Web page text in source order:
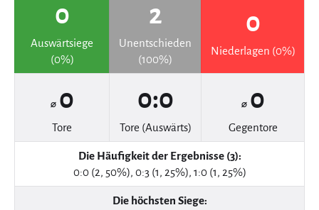
0
Auswärtsiege
(0%)
2
Unentschieden
(100%)
0
Niederlagen (0%)
⌀ 0
Tore
0:0
Tore (Auswärts)
⌀ 0
Gegentore
Die Häufigkeit der Ergebnisse (3):
0:0 (2, 50%), 0:3 (1, 25%), 1:0 (1, 25%)
Die höchsten Siege: